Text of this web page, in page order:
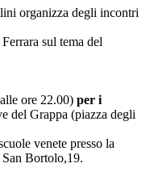
organizza degli incontri
sul tema del
ore 22.00) per i
del Grappa (piazza degli
venete presso la
Bortolo,19.